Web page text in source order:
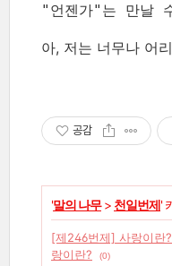
"언젠가"는 만날
아, 저는 너무나 어
공감
'말의 나무> 천일번제'
[제246번제] 사랑이란
랑이란?
(0)